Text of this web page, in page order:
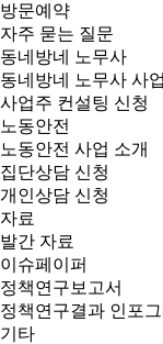
방문예약
자주 묻는 질문
동네방네 노무사
동네방네 노무사 사
사업주 컨설팅 신청
노동안전
노동안전 사업 소개
집단상담 신청
개인상담 신청
자료
발간 자료
이슈페이퍼
정책연구보고서
정책연구결과 인포
기타